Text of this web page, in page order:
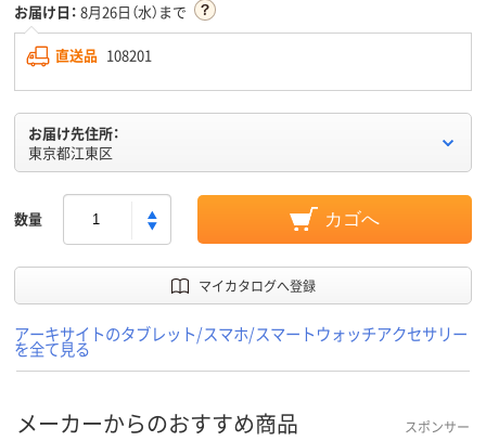
お届け日： 8月26日（水）まで
直送品 108201
お届け先住所：
東京都江東区
数量 カゴへ
マイカタログへ登録
アーキサイトのタブレット/スマホ/スマートウォッチアクセサリー
を全て見る
メーカーからのおすすめ商品 スポンサー